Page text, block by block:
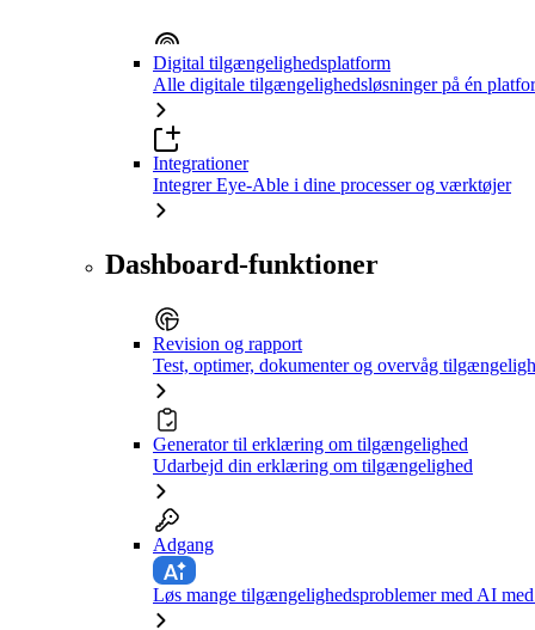
Digital tilgængelighedsplatform
Alle digitale tilgængelighedsløsninger på én
Integrationer
Integrer Eye-Able i dine processer og værktøjer
Dashboard-funktioner
Revision og rapport
Test, optimer, dokumenter og overvåg
Generator til erklæring om tilgængelighed
Udarbejd din erklæring om tilgængelighed
Adgang
Løs mange tilgængelighedsproblemer med AI